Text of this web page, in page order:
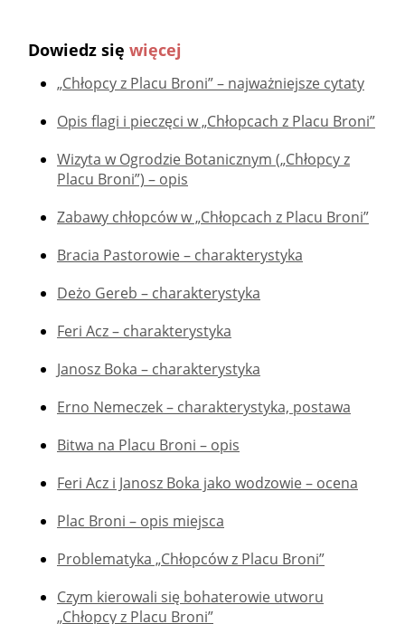
Dowiedz się więcej
„Chłopcy z Placu Broni” – najważniejsze cytaty
Opis flagi i pieczęci w „Chłopcach z Placu Broni”
Wizyta w Ogrodzie Botanicznym („Chłopcy z
Placu Broni”) – opis
Zabawy chłopców w „Chłopcach z Placu Broni”
Bracia Pastorowie – charakterystyka
Deżo Gereb – charakterystyka
Feri Acz – charakterystyka
Janosz Boka – charakterystyka
Erno Nemeczek – charakterystyka, postawa
Bitwa na Placu Broni – opis
Feri Acz i Janosz Boka jako wodzowie – ocena
Plac Broni – opis miejsca
Problematyka „Chłopców z Placu Broni”
Czym kierowali się bohaterowie utworu
„Chłopcy z Placu Broni”